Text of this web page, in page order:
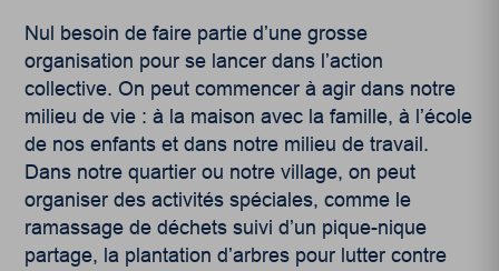
Nul besoin de faire partie d’une grosse
organisation pour se lancer dans l’action
collective. On peut commencer à agir dans notre
milieu de vie : à la maison avec la famille, à l’école
de nos enfants et dans notre milieu de travail.
Dans notre quartier ou notre village, on peut
organiser des activités spéciales, comme le
ramassage de déchets suivi d’un pique-nique
partage, la plantation d’arbres pour lutter contre